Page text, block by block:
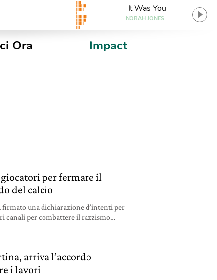
It Was You
NORAH JONES
Ora Impact
giocatori per fermare il
del calcio
firmato una dichiarazione d’intenti per
canali per combattere il razzismo
arriva l’accordo
i lavori